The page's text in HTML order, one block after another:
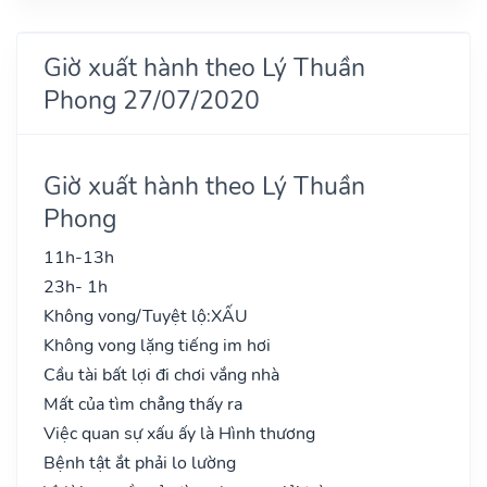
Giờ xuất hành theo Lý Thuần
Phong 27/07/2020
Giờ xuất hành theo Lý Thuần
Phong
11h-13h
23h- 1h
Không vong/Tuyệt lộ:XẤU
Không vong lặng tiếng im hơi
Cầu tài bất lợi đi chơi vắng nhà
Mất của tìm chẳng thấy ra
Việc quan sự xấu ấy là Hình thương
Bệnh tật ắt phải lo lường